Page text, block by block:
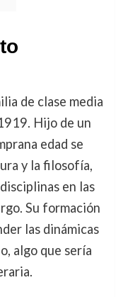
de clase media
Hijo de un
edad se
y la filosofía,
en las
Su formación
las dinámicas
algo que sería